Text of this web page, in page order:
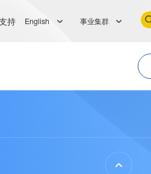
持 English 事业集群